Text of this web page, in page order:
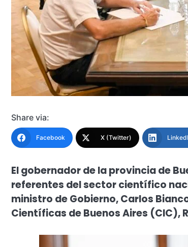
Share via:
Facebook X (Twitter)
El gobernador de la provincia de
referentes del sector científico
ministro de Gobierno, Carlos
Científicas de Buenos Aires (CIC),